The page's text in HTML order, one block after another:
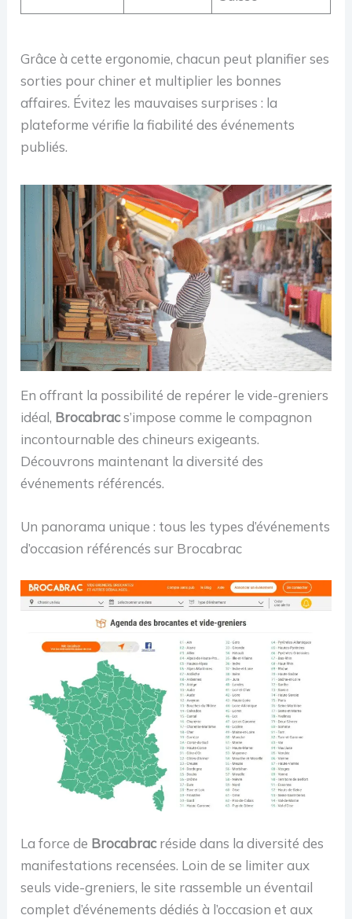
Grâce à cette ergonomie, chacun peut planifier ses
sorties pour chiner et multiplier les bonnes
affaires. Évitez les mauvaises surprises : la
plateforme vérifie la fiabilité des événements
publiés.
En offrant la possibilité de repérer le vide-greniers
idéal, Brocabracs’impose comme le compagnon
incontournable des chineurs exigeants.
Découvrons maintenant la diversité des
événements référencés.
Un panorama unique : tous les types d’événements
d’occasion référencés sur Brocabrac
La force de Brocabracréside dans la diversité des
manifestations recensées. Loin de se limiter aux
seuls vide-greniers, le site rassemble un éventail
complet d’événements dédiés à l’occasion et aux